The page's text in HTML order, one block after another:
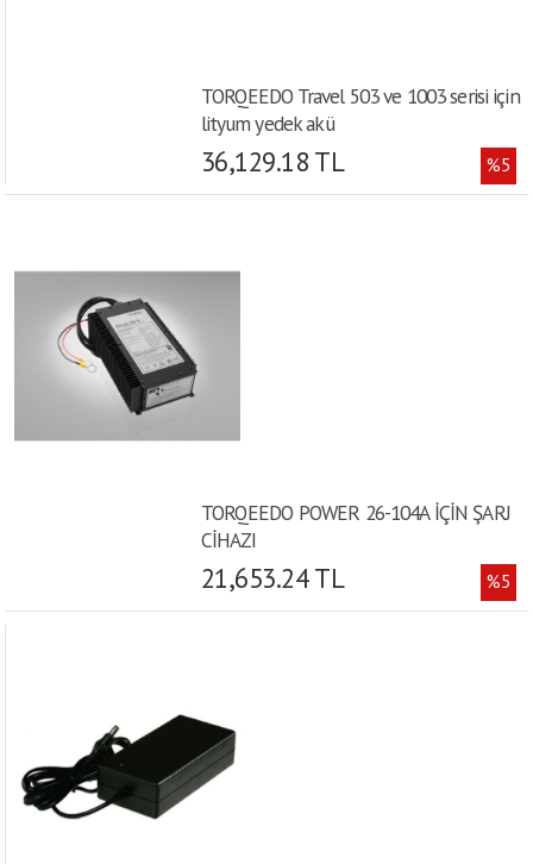
TORQEEDO Travel 503 ve 1003 serisi için
lityum yedek akü
36,129.18 TL %5
TORQEEDO POWER 26-104A İÇİN ŞARJ
CİHAZI
21,653.24 TL %5